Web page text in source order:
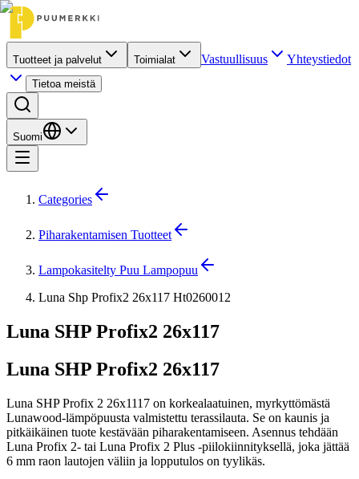
Tuotteet ja palvelut Toimialat Vastuullisuus Yhteystiedot
Tietoa meistä
Suomi
Categories
Piharakentamisen Tuotteet
Lampokasitelty Puu Lampopuu
Luna Shp Profix2 26x117 Ht0260012
Luna SHP Profix2 26x117
Luna SHP Profix2 26x117
Luna SHP Profix 2 26x1117 on korkealaatuinen, myrkyttömästä
Lunawood-lämpöpuusta valmistettu terassilauta. Se on kaunis ja
pitkäikäinen tuote kestävään piharakentamiseen. Asennus tehdään
Luna Profix 2- tai Luna Profix 2 Plus -piilokiinnityksellä, joka jättää
6 mm raon lautojen väliin ja lopputulos on tyylikäs.